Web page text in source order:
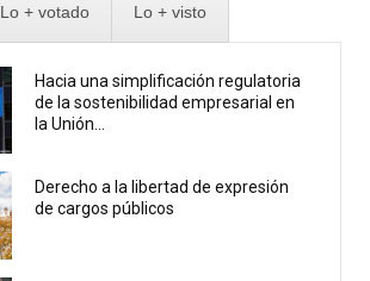
Lo + votado Lo + visto
Hacia una simplificación regulatoria
de la sostenibilidad empresarial en
la Unión...
Derecho a la libertad de expresión
de cargos públicos